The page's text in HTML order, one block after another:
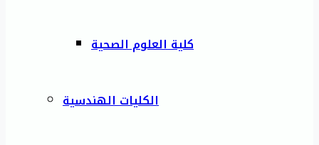
كلية العلوم الصحية
الكليات الهندسية